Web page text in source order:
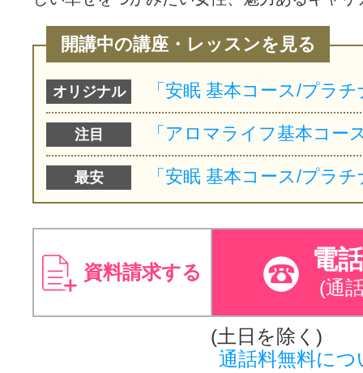
開講中の講座・レッスンを見る
オリジナル
注目
最安
資料請求する 電
(通
(土日を除く)
通話料無料につ